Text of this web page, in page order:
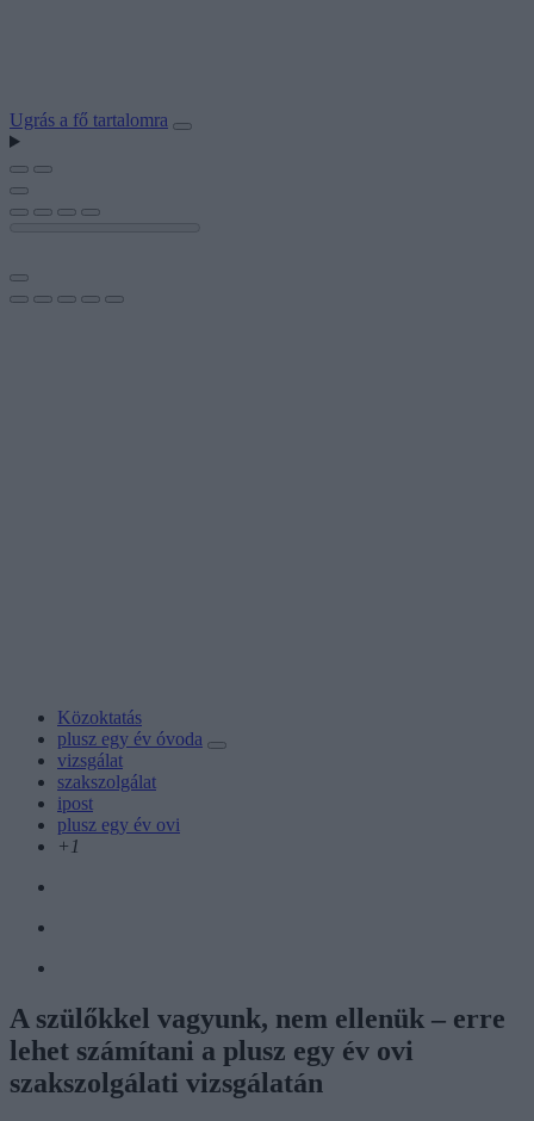
Ugrás a fő tartalomra
Közoktatás
plusz egy év óvoda
vizsgálat
szakszolgálat
ipost
plusz egy év ovi
+1
A szülőkkel vagyunk, nem ellenük – erre
lehet számítani a plusz egy év ovi
szakszolgálati vizsgálatán